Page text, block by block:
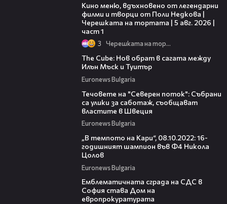
Кино меню, вдъхновено от легендарни
филми и творци от Поли Недкова |
Черешката на тортата | 5 авг. 2026 |
част 1
3 Черешката на тортата
The Cube: Нов обрат в сагата между
Илън Мъск и Туитър
Euronews Bulgaria
Течовете на "Северен поток": Събрани
са улики за саботаж, съобщават
властите в Швеция
Euronews Bulgaria
„В темпото на Кари“, 08.10.2022: 16-
годишният шампион във Ф4 Никола
Цолов
Euronews Bulgaria
Емблематичната сграда на СДС в
София става Дом на
европрокуратурата